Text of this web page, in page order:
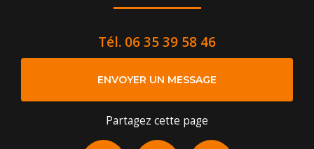
Tél. 06 35 39 58 46
ENVOYER UN MESSAGE
Partagez cette page
Facebook